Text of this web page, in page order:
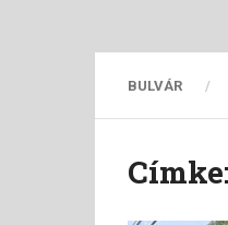
BULVÁR
Címke: